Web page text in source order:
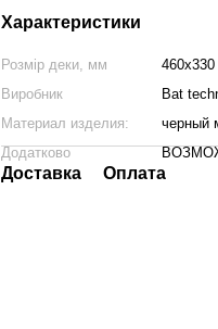
Характеристики
Розмір деки, мм
460х330
Виробник
Bat
Материал изделия:
черный
Додатково
Доставка Оплата